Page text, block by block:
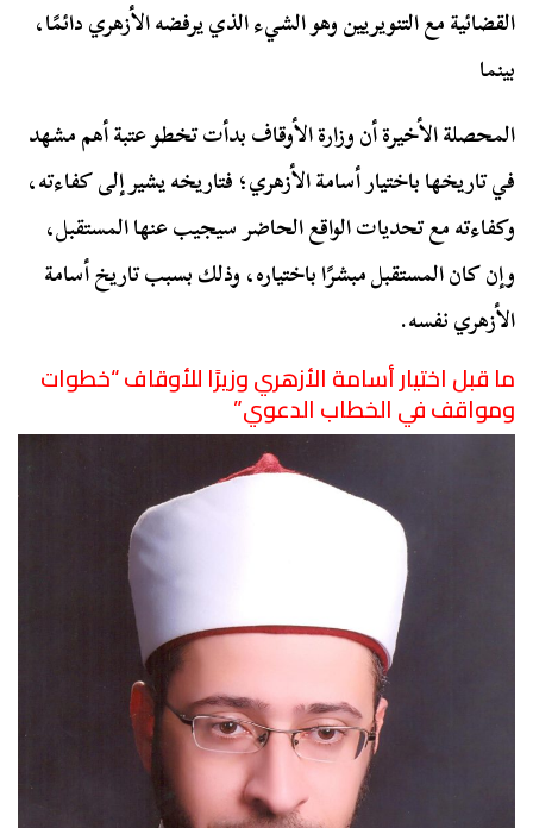
القضائية مع التنويريين وهو الشيء الذي يرفضه الأزهري دائمًا،
بينما
المحصلة الأخيرة أن وزارة الأوقاف بدأت تخطو عتبة أهم مشهد
في تاريخها باختيار أسامة الأزهري؛ فتاريخه يشير إلى كفاءته،
وكفاءته مع تحديات الواقع الحاضر سيجيب عنها المستقبل،
وإن كان المستقبل مبشرًا باختياره، وذلك بسبب تاريخ أسامة
الأزهري نفسه.
ما قبل اختيار أسامة الأزهري وزيرًا للأوقاف “خطوات
ومواقف في الخطاب الدعوي”